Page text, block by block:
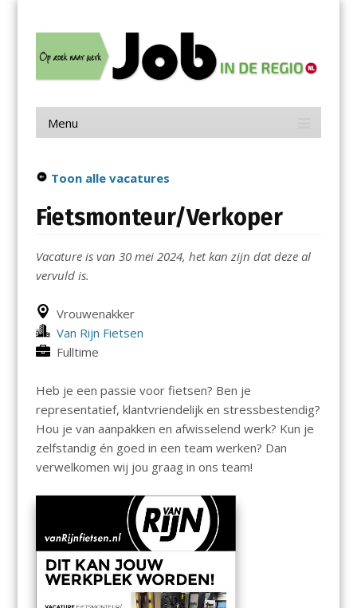
contentJob in de Regio
Menu
Toon alle vacatures
Fietsmonteur/Verkoper
Vacature is van 30 mei 2024, het kan zijn dat deze al
vervuld is.
Vrouwenakker
Van Rijn Fietsen
Fulltime
Heb je een passie voor fietsen? Ben je
representatief, klantvriendelijk en stressbestendig?
Hou je van aanpakken en afwisselend werk? Kun je
zelfstandig én goed in een team werken? Dan
verwelkomen wij jou graag in ons team!